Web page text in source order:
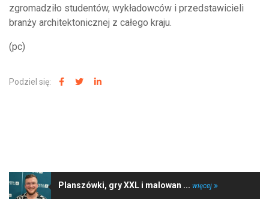
zgromadziło studentów, wykładowców i przedstawicieli
branży architektonicznej z całego kraju.
(pc)
Podziel się:
Planszówki, gry XXL i malowan ... więcej